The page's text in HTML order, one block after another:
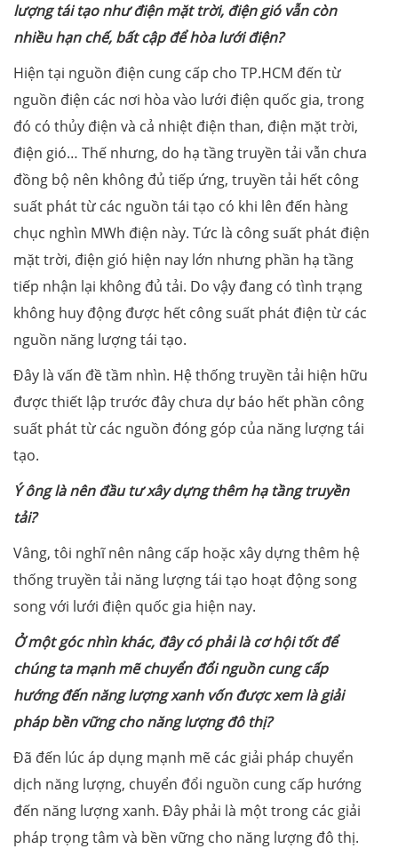
lượng tái tạo như điện mặt trời, điện gió vẫn còn
nhiều hạn chế, bất cập để hòa lưới điện?
Hiện tại nguồn điện cung cấp cho TP.HCM đến từ
nguồn điện các nơi hòa vào lưới điện quốc gia, trong
đó có thủy điện và cả nhiệt điện than, điện mặt trời,
điện gió… Thế nhưng, do hạ tầng truyền tải vẫn chưa
đồng bộ nên không đủ tiếp ứng, truyền tải hết công
suất phát từ các nguồn tái tạo có khi lên đến hàng
chục nghìn MWh điện này. Tức là công suất phát điện
mặt trời, điện gió hiện nay lớn nhưng phần hạ tầng
tiếp nhận lại không đủ tải. Do vậy đang có tình trạng
không huy động được hết công suất phát điện từ các
nguồn năng lượng tái tạo.
Đây là vấn đề tầm nhìn. Hệ thống truyền tải hiện hữu
được thiết lập trước đây chưa dự báo hết phần công
suất phát từ các nguồn đóng góp của năng lượng tái
tạo.
Ý ông là nên đầu tư xây dựng thêm hạ tầng truyền
tải?
Vâng, tôi nghĩ nên nâng cấp hoặc xây dựng thêm hệ
thống truyền tải năng lượng tái tạo hoạt động song
song với lưới điện quốc gia hiện nay.
Ở một góc nhìn khác, đây có phải là cơ hội tốt để
chúng ta mạnh mẽ chuyển đổi nguồn cung cấp
hướng đến năng lượng xanh vốn được xem là giải
pháp bền vững cho năng lượng đô thị?
Đã đến lúc áp dụng mạnh mẽ các giải pháp chuyển
dịch năng lượng, chuyển đổi nguồn cung cấp hướng
đến năng lượng xanh. Đây phải là một trong các giải
pháp trọng tâm và bền vững cho năng lượng đô thị.